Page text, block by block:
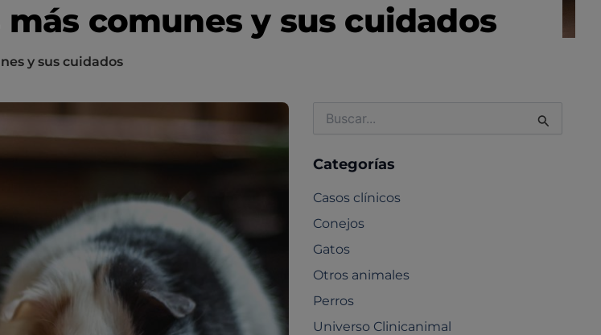
comunes y sus cuidados
y sus cuidados
por:
Categorías
Casos clínicos
Conejos
Gatos
Otros animales
Perros
Universo Clinicanimal